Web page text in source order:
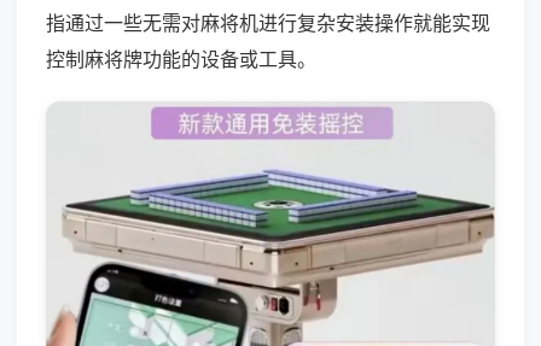
指通过一些无需对麻将机进行复杂安装操作就能实现
控制麻将牌功能的设备或工具。